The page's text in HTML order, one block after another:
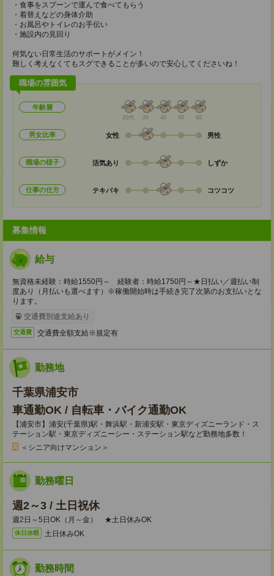
・食事をスプーンで運んで食べてもらう
・着替えなどの身体介助
・お風呂やトイレのお手伝い
・施設内の見回り
何気ない日常生活のサポートがメイン！
難しく考えなくてもスグできることが多いので安心してくださいね！
職場の雰囲気
年齢層
20代 30 40 50 60
男女比率 女性 男性
職場の様子 活気あり しずか
仕事の仕方 テキパキ コツコツ
募集情報
給与
無資格未経験：時給1550円～ 経験者：時給1750円～★日払い／週払い制
度あり（月払いも選べます）※稼働開始時は手続き完了次第のお支払いとな
ります。
交通費別途支給あり
交通費 交通費全額支給※規定有
勤務地
千葉県浦安市
車通勤OK / 自転車・バイク通勤OK
【浦安市】浦安(千葉県)駅・舞浜駅・新浦安駅・東京ディズニーランド・ス
テーション駅・東京ディズニーシー・ステーション駅など勤務地多数！
＜シニア向けマンション＞
勤務曜日
週2～3 / 土日祝休
週2日～5日OK（月～金） ★土日休みOK
休日休暇 土日休みOK
勤務時間